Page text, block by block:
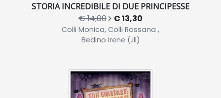
STORIA INCREDIBILE DI DUE PRINCIPESSE
€ 14,00 € 13,30
Colli Monica, Colli Rossana ,
Bedino Irene (.ill)